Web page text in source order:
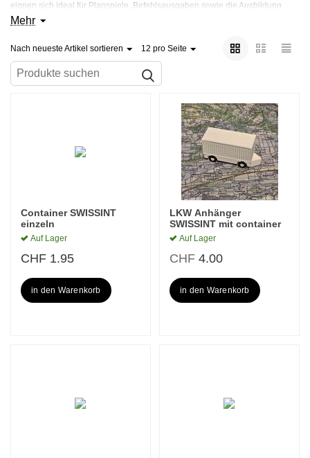
eignen sich ideal für Planspiele, Befehlsausgaben sowie die Ausbildung
aller Verbände. Robust gefertigt im 3D-Druckverfahren und flexibel
Mehr
Nach neueste Artikel sortieren 12 pro Seite
Container SWISSINT
einzeln
Auf Lager
CHF 1.95
in den Warenkorb
LKW Anhänger
SWISSINT mit container
Auf Lager
CHF4.00
in den Warenkorb